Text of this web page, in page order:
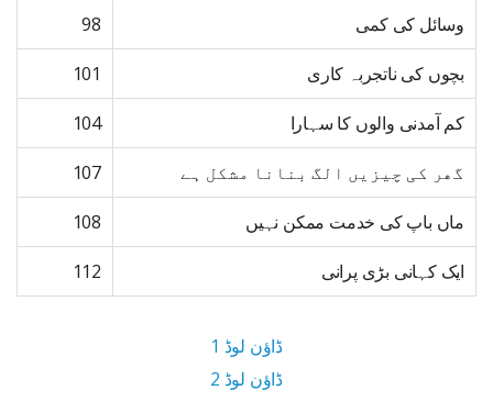
وسائل کی کمی 98
بچوں کی ناتجربہ کاری 101
کم آمدنی والوں کا سہارا 104
گھر کی چیزیں الگ بنانا مشکل ہے 107
ماں باپ کی خدمت ممکن نہیں 108
ایک کہانی بڑی پرانی 112
ڈاؤن لوڈ 1
ڈاؤن لوڈ 2